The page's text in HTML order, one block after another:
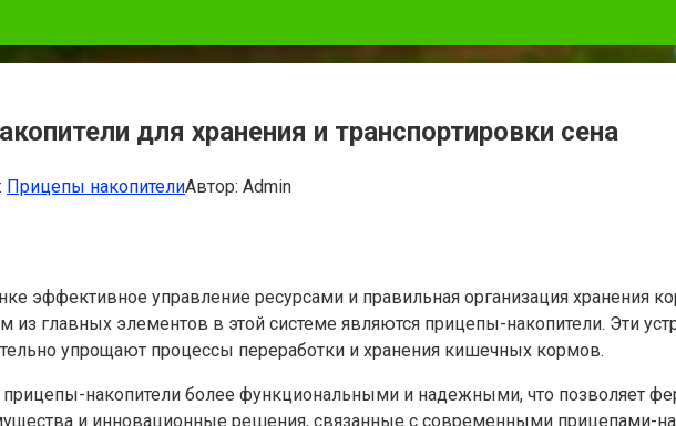
для хранения и транспортировки сена
Прицепы накопителиАвтор: Admin
эффективное управление ресурсами и правильная организация хранения
из главных элементов в этой системе являются прицепы-накопители. Эти
упрощают процессы переработки и хранения кишечных кормов.
накопители более функциональными и надежными, что позволяет
и инновационные решения, связанные с современными прицепами-